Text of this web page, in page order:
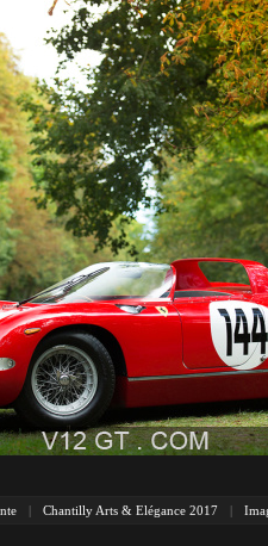
| Chantilly Arts & Elégance 2017 |